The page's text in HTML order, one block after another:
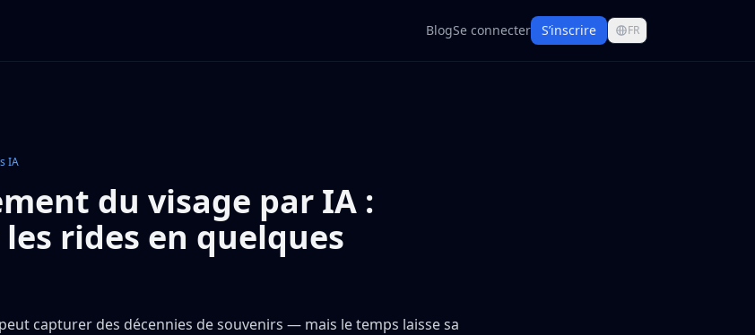
BlogSe connecter S’inscrire FR
IA
du visage par IA :
rides en quelques
capturer des décennies de souvenirs — mais le temps laisse sa